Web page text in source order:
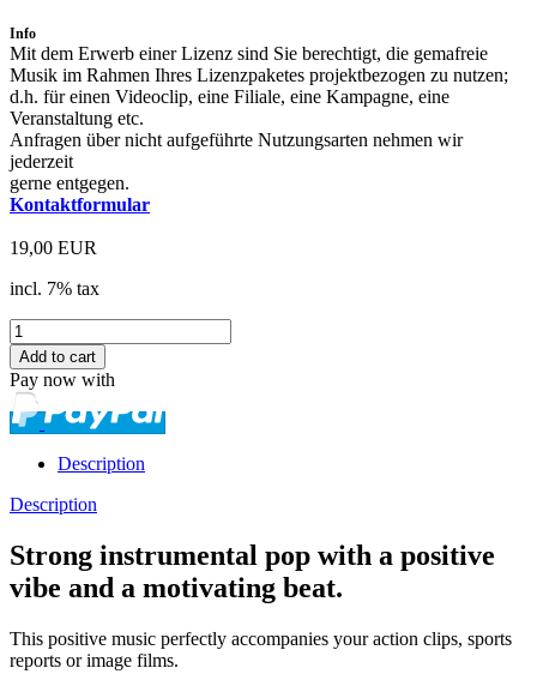
Info
Mit dem Erwerb einer Lizenz sind Sie berechtigt, die gemafreie
Musik im Rahmen Ihres Lizenzpaketes projektbezogen zu nutzen;
d.h. für einen Videoclip, eine Filiale, eine Kampagne, eine
Veranstaltung etc.
Anfragen über nicht aufgeführte Nutzungsarten nehmen wir
jederzeit
gerne entgegen.
Kontaktformular
19,00 EUR
incl. 7% tax
Pay now with
Description
Description
Strong instrumental pop with a positive
vibe and a motivating beat.
This positive music perfectly accompanies your action clips, sports
reports or image films.